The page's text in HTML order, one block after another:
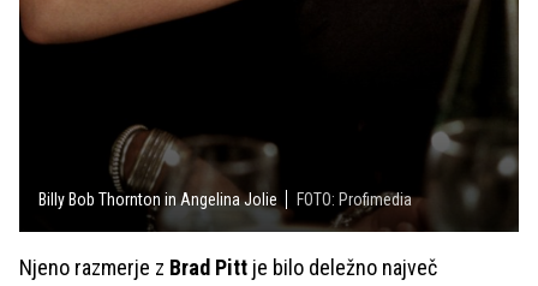
Billy Bob Thornton in Angelina Jolie FOTO: Profimedia
Njeno razmerje z Brad Pitt je bilo deležno največ